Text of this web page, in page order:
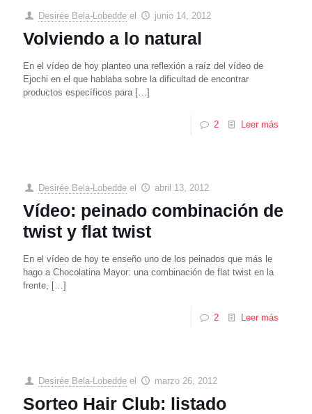
Desirée Bela-Lobedde el junio 14, 2012
Volviendo a lo natural
En el vídeo de hoy planteo una reflexión a raíz del vídeo de
Ejochi en el que hablaba sobre la dificultad de encontrar
productos específicos para […]
2 Leer más
Desirée Bela-Lobedde el abril 13, 2012
Vídeo: peinado combinación de
twist y flat twist
En el vídeo de hoy te enseño uno de los peinados que más le
hago a Chocolatina Mayor: una combinación de flat twist en la
frente,
[…]
2 Leer más
Desirée Bela-Lobedde el marzo 26, 2012
Sorteo Hair Club: listado